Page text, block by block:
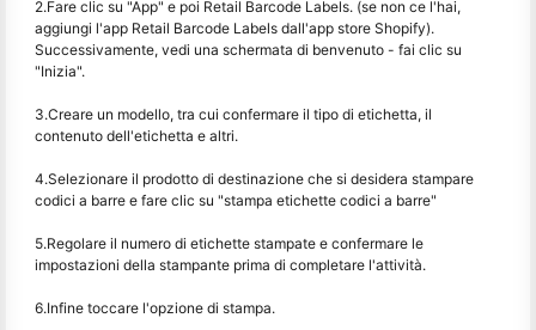
2.Fare clic su "App" e poi Retail Barcode Labels. (se non ce l'hai,
aggiungi l'app Retail Barcode Labels dall'app store Shopify).
Successivamente, vedi una schermata di benvenuto - fai clic su
"Inizia".
3.Creare un modello, tra cui confermare il tipo di etichetta, il
contenuto dell'etichetta e altri.
4.Selezionare il prodotto di destinazione che si desidera stampare
codici a barre e fare clic su "stampa etichette codici a barre"
5.Regolare il numero di etichette stampate e confermare le
impostazioni della stampante prima di completare l'attività.
6.Infine toccare l'opzione di stampa.